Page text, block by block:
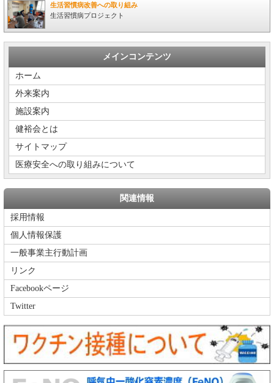
生活習慣病改善への取り組み
生活習慣病プロジェクト
メインコンテンツ
ホーム
外来案内
施設案内
健裕会とは
サイトマップ
医療安全への取り組みについて
関連情報
採用情報
個人情報保護
一般事業主行動計画
リンク
Facebookページ
Twitter